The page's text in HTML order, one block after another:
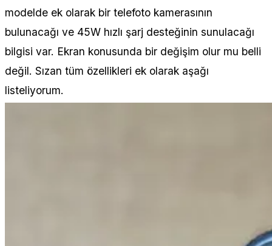
modelde ek olarak bir telefoto kamerasının
bulunacağı ve 45W hızlı şarj desteğinin sunulacağı
bilgisi var. Ekran konusunda bir değişim olur mu belli
değil. Sızan tüm özellikleri ek olarak aşağı
listeliyorum.